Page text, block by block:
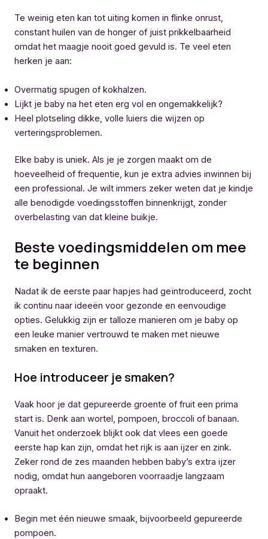
Te weinig eten kan tot uiting komen in flinke onrust,
constant huilen van de honger of juist prikkelbaarheid
omdat het maagje nooit goed gevuld is. Te veel eten
herken je aan:
Overmatig spugen of kokhalzen.
Lijkt je baby na het eten erg vol en ongemakkelijk?
Heel plotseling dikke, volle luiers die wijzen op
verteringsproblemen.
Elke baby is uniek. Als je je zorgen maakt om de
hoeveelheid of frequentie, kun je extra advies inwinnen bij
een professional. Je wilt immers zeker weten dat je kindje
alle benodigde voedingsstoffen binnenkrijgt, zonder
overbelasting van dat kleine buikje.
Beste voedingsmiddelen om mee
te beginnen
Nadat ik de eerste paar hapjes had geïntroduceerd, zocht
ik continu naar ideeën voor gezonde en eenvoudige
opties. Gelukkig zijn er talloze manieren om je baby op
een leuke manier vertrouwd te maken met nieuwe
smaken en texturen.
Hoe introduceer je smaken?
Vaak hoor je dat gepureerde groente of fruit een prima
start is. Denk aan wortel, pompoen, broccoli of banaan.
Vanuit het onderzoek blijkt ook dat vlees een goede
eerste hap kan zijn, omdat het rijk is aan ijzer en zink.
Zeker rond de zes maanden hebben baby’s extra ijzer
nodig, omdat hun aangeboren voorraadje langzaam
opraakt.
Begin met één nieuwe smaak, bijvoorbeeld gepureerde
pompoen.